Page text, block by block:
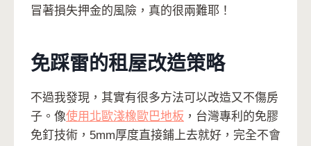
冒著損失押金的風險，真的很兩難耶！
免踩雷的租屋改造策略
不過我發現，其實有很多方法可以改造又不傷房
子。像使用北歐淺橡歐巴地板 ，台灣專利的免膠
免釘技術，5mm厚度直接鋪上去就好，完全不會